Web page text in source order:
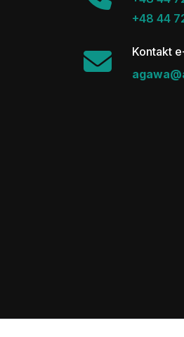
+48 44
Kontakt